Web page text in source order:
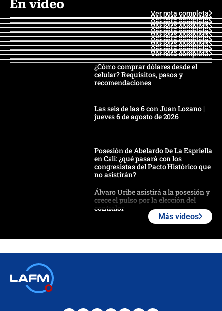
En video
Ver nota completa
Ver nota completa
Ver nota completa
Ver nota completa
Ver nota completa
Ver nota completa
Ver nota completa
Ver nota completa
Ver nota completa
Ver nota completa
¿Cómo comprar dólares desde el
celular? Requisitos, pasos y
recomendaciones
Las seis de las 6 con Juan Lozano |
jueves 6 de agosto de 2026
Posesión de Abelardo De La Espriella
en Cali: ¿qué pasará con los
congresistas del Pacto Histórico que
no asistirán?
Álvaro Uribe asistirá a la posesión y
crece el pulso por la elección del
contralor
Más videos